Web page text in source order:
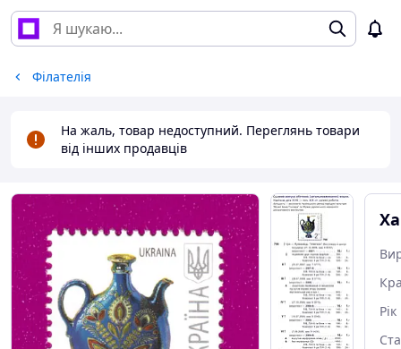
Філателія
На жаль, товар недоступний. Переглянь товари
від інших продавців